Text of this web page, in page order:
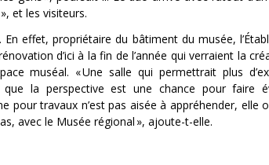
et les visiteurs.
effet, propriétaire du bâtiment du musée,
d’ici à la fin de l’année qui verraient la
muséal. « Une salle qui permettrait plus
la perspective est une chance pour faire
pour travaux n’est pas aisée à appréhender, elle
avec le Musée régional », ajoute-t-elle.